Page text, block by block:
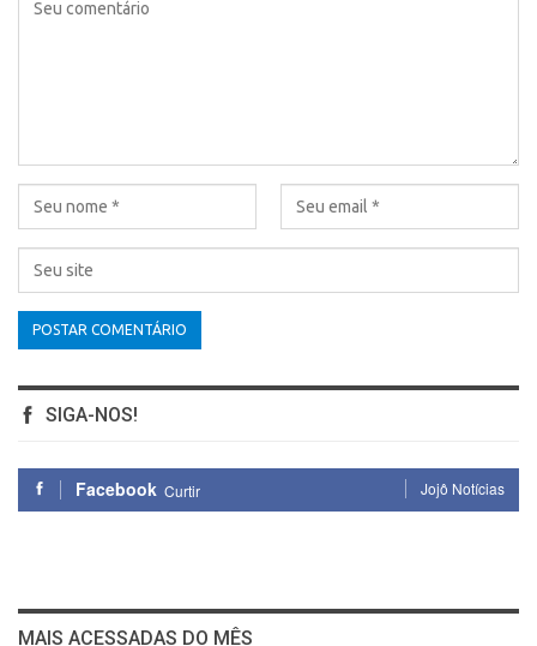
SIGA-NOS!
Facebook Curtir Jojô Notícias
MAIS ACESSADAS DO MÊS